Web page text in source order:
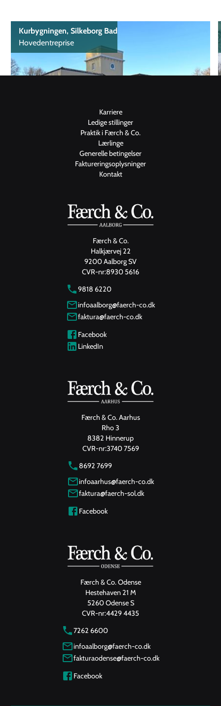
Kurbygningen, Silkeborg Bad
Hovedentreprise
Karriere
Ledige stillinger
Praktik i Færch & Co.
Lærlinge
Generelle betingelser
Faktureringsoplysninger
Kontakt
Færch & Co.
Halkjærvej 22
9200 Aalborg SV
CVR-nr:8930 5616
9818 6220
infoaalborg@faerch-co.dk
faktura@faerch-co.dk
Facebook
LinkedIn
Færch & Co. Aarhus
Rho 3
8382 Hinnerup
CVR-nr:3740 7569
8692 7699
infoaarhus@faerch-co.dk
faktura@faerch-sol.dk
Facebook
Færch & Co. Odense
Hestehaven 21 M
5260 Odense S
CVR-nr:4429 4435
7262 6600
infoaalborg@faerch-co.dk
fakturaodense@faerch-co.dk
Facebook